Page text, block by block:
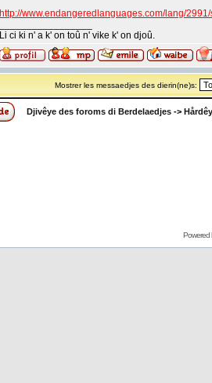
http://www.endangeredlanguages.com/lang/
Li ci ki n' a k' on toû n' vike k' on djoû.
Mostrer les messaedjes des dierin(ne)s:
Djivêye des foroms di Berdelaedjes ->
Powered